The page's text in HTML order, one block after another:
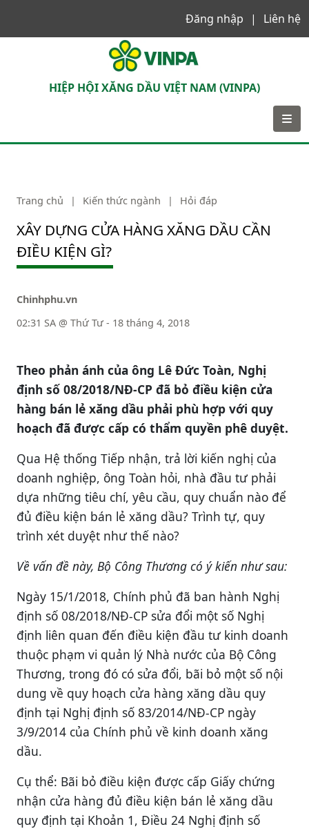
Đăng nhập
Liên hệ
HIỆP HỘI XĂNG DẦU VIỆT NAM (VINPA)
Trang chủ | Kiến thức ngành | Hỏi đáp
XÂY DỰNG CỬA HÀNG XĂNG DẦU CẦN
ĐIỀU KIỆN GÌ?
Chinhphu.vn
02:31 SA @ Thứ Tư - 18 tháng 4, 2018
Theo phản ánh của ông Lê Đức Toàn, Nghị
định số 08/2018/NĐ-CP đã bỏ điều kiện cửa
hàng bán lẻ xăng dầu phải phù hợp với quy
hoạch đã được cấp có thẩm quyền phê duyệt.
Qua Hệ thống Tiếp nhận, trả lời kiến nghị của
doanh nghiệp, ông Toàn hỏi, nhà đầu tư phải
dựa những tiêu chí, yêu cầu, quy chuẩn nào để
đủ điều kiện bán lẻ xăng dầu? Trình tự, quy
trình xét duyệt như thế nào?
Về vấn đề này, Bộ Công Thương có ý kiến như sau:
Ngày 15/1/2018, Chính phủ đã ban hành Nghị
định số 08/2018/NĐ-CP sửa đổi một số Nghị
định liên quan đến điều kiện đầu tư kinh doanh
thuộc phạm vi quản lý Nhà nước của Bộ Công
Thương, trong đó có sửa đổi, bãi bỏ một số nội
dung về quy hoạch cửa hàng xăng dầu quy
định tại Nghị định số 83/2014/NĐ-CP ngày
3/9/2014 của Chính phủ về kinh doanh xăng
dầu.
Cụ thể: Bãi bỏ điều kiện được cấp Giấy chứng
nhận cửa hàng đủ điều kiện bán lẻ xăng dầu
quy định tại Khoản 1, Điều 24 Nghị định số